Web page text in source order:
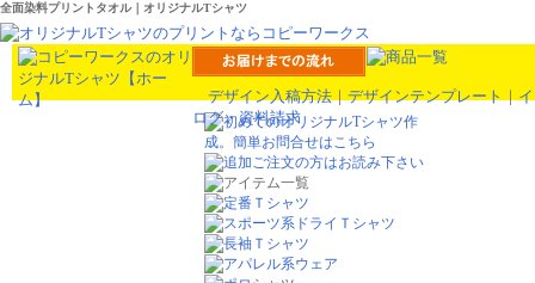
全面染料プリントタオル｜オリジナルTシャツ
デザイン入稿方法｜デザインテンプレート｜
ログ・資料請求